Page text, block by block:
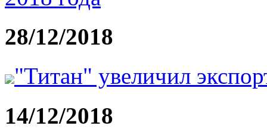
28/12/2018
"Титан" увеличил
14/12/2018